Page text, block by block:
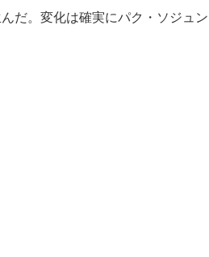
だ。変化は確実にパク・ソジュン